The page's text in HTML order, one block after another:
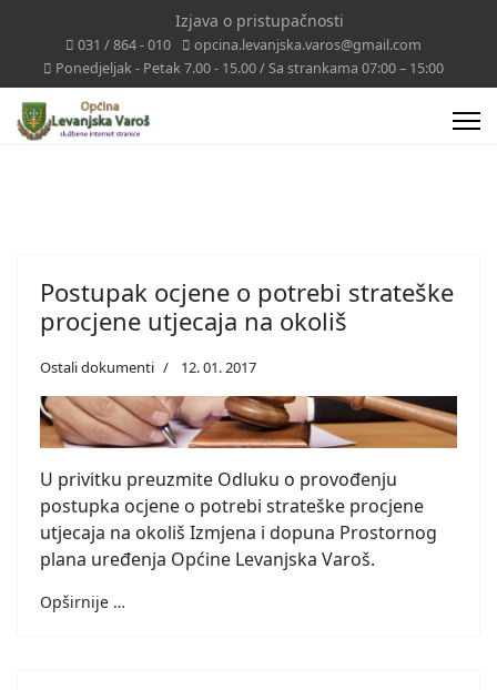
Izjava o pristupačnosti
031 / 864 - 010
opcina.levanjska.varos@gmail.com
Ponedjeljak - Petak 7.00 - 15.00 / Sa strankama 07:00 – 15:00
Postupak ocjene o potrebi strateške
procjene utjecaja na okoliš
Ostali dokumenti 12. 01. 2017
U privitku preuzmite Odluku o provođenju
postupka ocjene o potrebi strateške procjene
utjecaja na okoliš Izmjena i dopuna Prostornog
plana uređenja Općine Levanjska Varoš.
Opširnije …